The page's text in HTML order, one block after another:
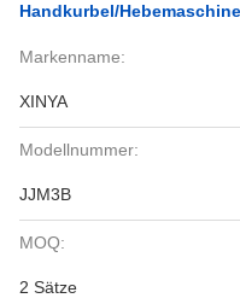
Handkurbel/
Markenname:
XINYA
Modellnummer:
JJM3B
MOQ:
2 Sätze